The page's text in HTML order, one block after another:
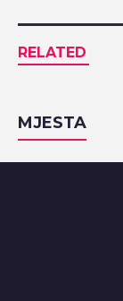
RELATED
MJESTA